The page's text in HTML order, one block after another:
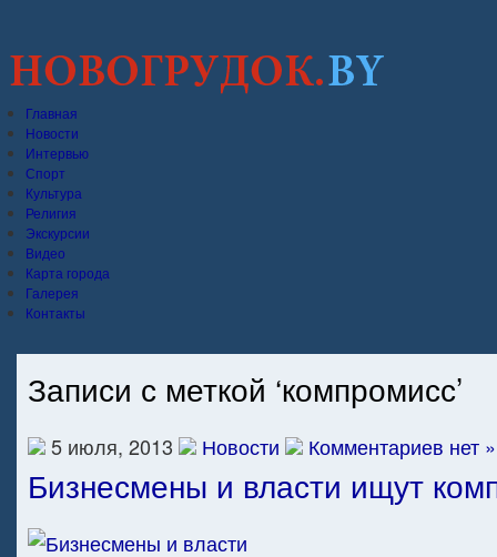
Главная
Новости
Интервью
Спорт
Культура
Религия
Экскурсии
Видео
Карта города
Галерея
Контакты
Записи с меткой ‘компромисс’
5 июля, 2013 Новости Комментариев нет »
Бизнесмены и власти ищут